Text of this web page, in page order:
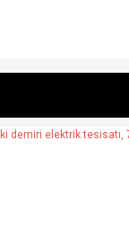
veya